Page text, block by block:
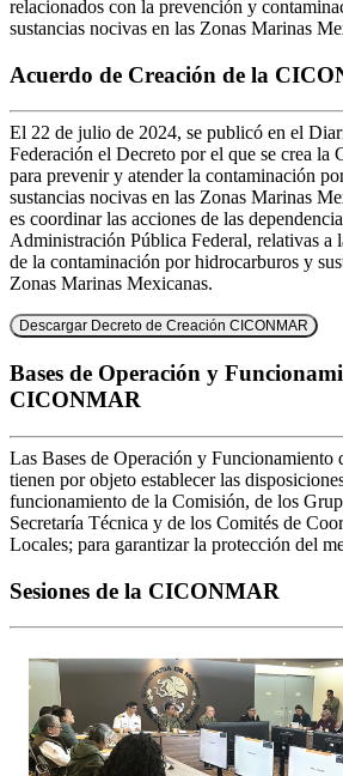
relacionados con la prevención y
sustancias nocivas en las Zonas Marinas
Acuerdo de Creación de la
El 22 de julio de 2024, se publicó en el
Federación el Decreto por el que se crea la
para prevenir y atender la contaminación
sustancias nocivas en las Zonas Marinas
es coordinar las acciones de las
Administración Pública Federal, relativas a
de la contaminación por hidrocarburos y
Zonas Marinas Mexicanas.
Descargar Decreto de Creación CICONMAR
Bases de Operación y
CICONMAR
Las Bases de Operación y
tienen por objeto establecer las
funcionamiento de la Comisión, de los
Secretaría Técnica y de los Comités de
Locales; para garantizar la protección del
Sesiones de la CICONMAR